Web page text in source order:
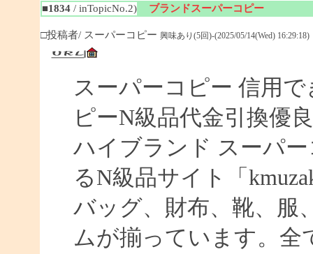
■1834/ inTopicNo.2) ブランドスーパーコピー
□投稿者/ スーパーコピー 興味あり(5回)-(2025/05/14(Wed) 16:29:18)
スーパーコピー 信用
ピーN級品代金引換優
ハイブランド スーパ
るN級品サイト「
バッグ、財布、靴、服
ムが揃っています。全